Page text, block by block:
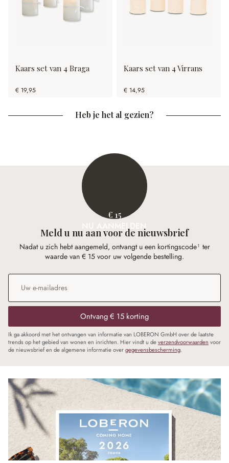
Kaars set van 4 Braga
€ 19,95
Kaars set van 4 Virrans
€ 14,95
Heb je het al gezien?
€ 15
NU AANMELDEN
Meld u nu aan voor de nieuwsbrief
Nadat u zich hebt aangemeld, ontvangt u een kortingscode¹ ter
waarde van € 15 voor uw volgende bestelling.
E-mailadres
Ontvang € 15 korting
Ik ga akkoord met het ontvangen van informatie van LOBERON GmbH over de laatste
trends op het gebied van wonen en inrichten. Hier vindt u deverzendvoorwaarden voor
de nieuwsbrief en de algemene informatie overgegevensbescherming.